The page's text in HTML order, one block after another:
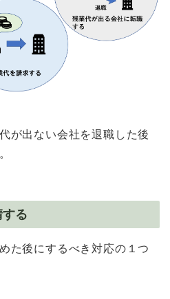
が出ない会社を退職した後
る
た後にするべき対応の１つ